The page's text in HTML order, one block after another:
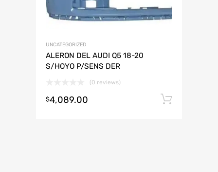
UNCATEGORIZED
ALERON DEL AUDI Q5 18-20
S/HOYO P/SENS DER
(0 reviews)
$4,089.00